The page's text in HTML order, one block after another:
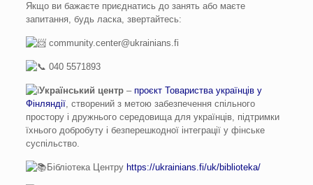
Якщо ви бажаєте приєднатись до занять або маєте
запитання, будь ласка, звертайтесь:
community.center@ukrainians.fi
040 5571893
Український центр –проєкт Товариства українців у
Фінляндії, створений з метою забезпечення спільного
простору і дружнього середовища для українців, підтримки
їхнього добробуту і безперешкодної інтеграції у фінське
суспільство.
Бібліотека Центру https://ukrainians.fi/uk/biblioteka/